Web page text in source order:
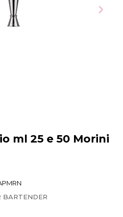
ml 25 e 50 Morini
BARTENDER